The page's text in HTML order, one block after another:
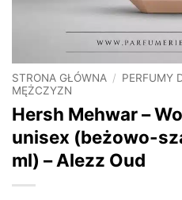
STRONA GŁÓWNA / PERFUMY
MĘŻCZYZN
Hersh Mehwar –
unisex (beżowo-
ml) – Alezz Oud